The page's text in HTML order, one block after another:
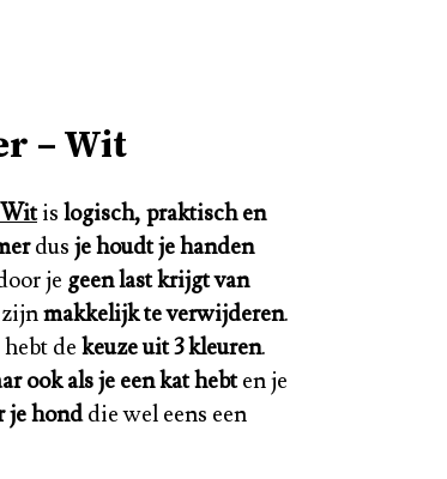
– Wit
is logisch, praktisch en
dus je houdt je handen
je geen last krijgt van
zijnmakkelijk te verwijderen.
hebt de keuze uit 3 kleuren.
ook als je een kat hebten je
je honddie wel eens een